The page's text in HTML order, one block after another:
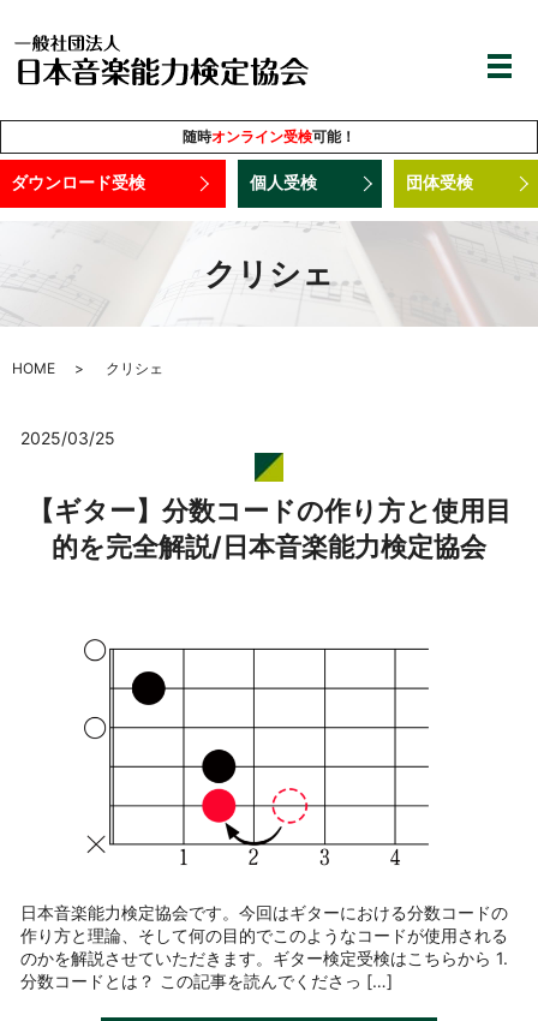
随時オンライン受検可能！
ダウンロード受検 個人受検 団体受検
クリシェ
HOME クリシェ
2025/03/25
【ギター】分数コードの作り方と使用目
的を完全解説/日本音楽能力検定協会
日本音楽能力検定協会です。今回はギターにおける分数コードの
作り方と理論、そして何の目的でこのようなコードが使用される
のかを解説させていただきます。ギター検定受検はこちらから 1.
分数コードとは？ この記事を読んでくださっ […]